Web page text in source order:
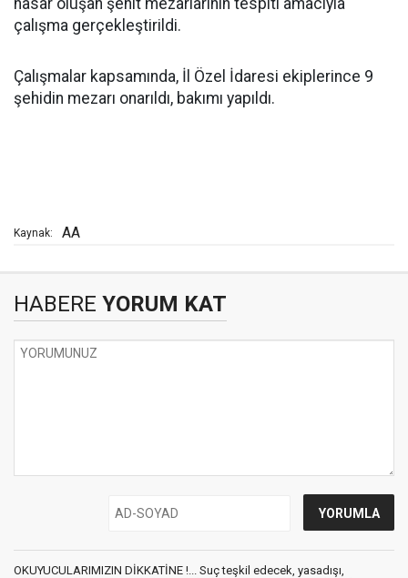
hasar oluşan şehit mezarlarının tespiti amacıyla
çalışma gerçekleştirildi.
Çalışmalar kapsamında, İl Özel İdaresi ekiplerince 9
şehidin mezarı onarıldı, bakımı yapıldı.
Kaynak: AA
HABERE YORUM KAT
OKUYUCULARIMIZIN DİKKATİNE !... Suç teşkil edecek, yasadışı,